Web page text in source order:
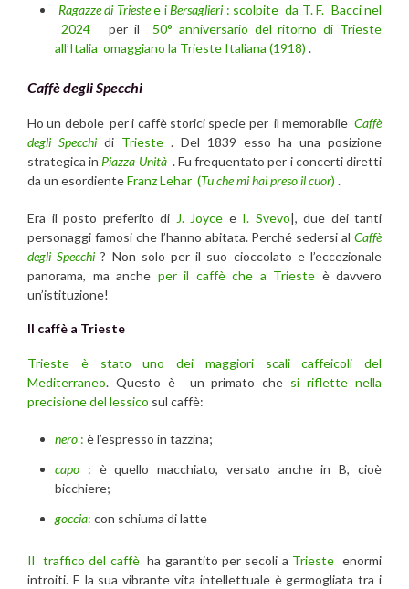
Ragazze di Triestee iBersaglieri : scolpite da T. F. Bacci nel
2024
per il 50° anniversario del ritorno di Trieste
all’Italia omaggiano la Trieste Italiana (1918) .
Caffè degli Specchi
Ho un debole per i caffè storici specie per il memorabile Caffè
degli Specchi di Trieste . Del 1839 esso ha una posizione
strategica inPiazza Unità. Fu frequentato per i concerti diretti
da un esordienteFranz Lehar (Tu che mi hai preso il cuor) .
Era il posto preferito di J. Joyce e I. Svevo |, due dei tanti
personaggi famosi che l’hanno abitata. Perché sedersi al Caffè
degli Specchi ? Non solo per il suo cioccolato e l’eccezionale
panorama, ma anche per il caffè che a Trieste è davvero
un’istituzione!
Il caffè a Trieste
Trieste è stato uno dei maggiori scali caffeicoli del
Mediterraneo. Questo è un primato che si riflette nella
precisione del lessico sul caffè:
nero : è l’espresso in tazzina;
capo : è quello macchiato, versato anche in B, cioè
bicchiere;
goccia: con schiuma di latte
Il traffico del caffè ha garantito per secoli a Trieste enormi
introiti. E la sua vibrante vita intellettuale è germogliata tra i